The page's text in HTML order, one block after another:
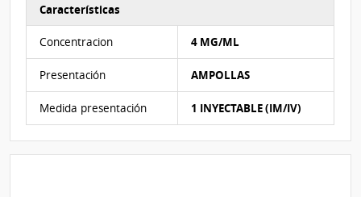
Características del Ítem Nº 3
Características
Concentracion 4 MG/ML
Presentación AMPOLLAS
Medida presentación 1 INYECTABLE (IM/IV)